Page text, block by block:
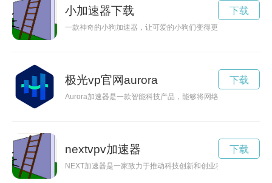
小加速器下载
一款神奇的小狗加速器，让可爱的小狗们变得更加迅速、勇敢，
下载
极光vp官网aurora
Aurora加速器是一款智能科技产品，能够将网络连接速度提升
下载
nextvpv加速器
NEXT加速器是一家致力于推动科技创新和创业项目发展的机
下载